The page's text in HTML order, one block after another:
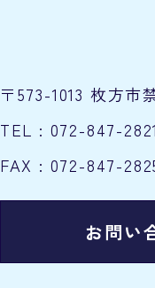
〒573-1013 枚方市
TEL : 072-847-2821
FAX : 072-847-
お問い